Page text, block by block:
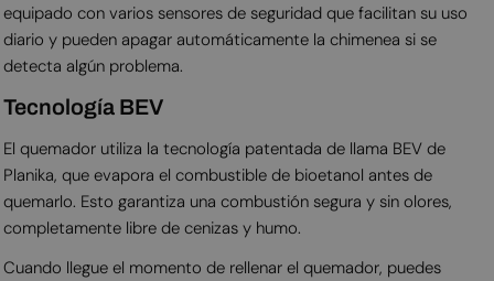
equipado con varios sensores de seguridad que facilitan su uso
diario y pueden apagar automáticamente la chimenea si se
detecta algún problema.
Tecnología BEV
El quemador utiliza la tecnología patentada de llama BEV de
Planika, que evapora el combustible de bioetanol antes de
quemarlo. Esto garantiza una combustión segura y sin olores,
completamente libre de cenizas y humo.
Cuando llegue el momento de rellenar el quemador, puedes